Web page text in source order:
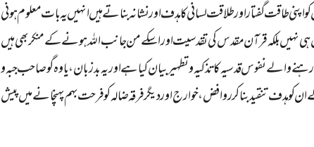
کو اپنی طاقت گفتار اور طلاقت لسانی کا ہدف اور نشانہ بناتے ہیں انہیں یہ بات معلوم ہونی
ہی نہیں بلکہ قرآن مقدس کی تقدسیت اوراسکے من جانب اللہ ہونے کے منکر بھی ہیں
والے نفوس قدسیہ کا تذکیہ و تطہیر بیان کیا ہے اور یہ بدزبان، یاوہ گو صاحب جبہ و
تنقید بناکر روافض، خوارج اور دیگر فرقہ ضالہ کو فرحت بہم پہنچانے میں پیش